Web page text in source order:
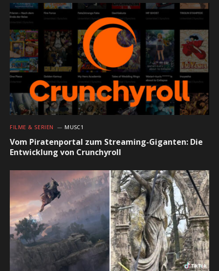
FILME & SERIEN MUSC1
Vom Piratenportal zum Streaming-Giganten: Die
Entwicklung von Crunchyroll